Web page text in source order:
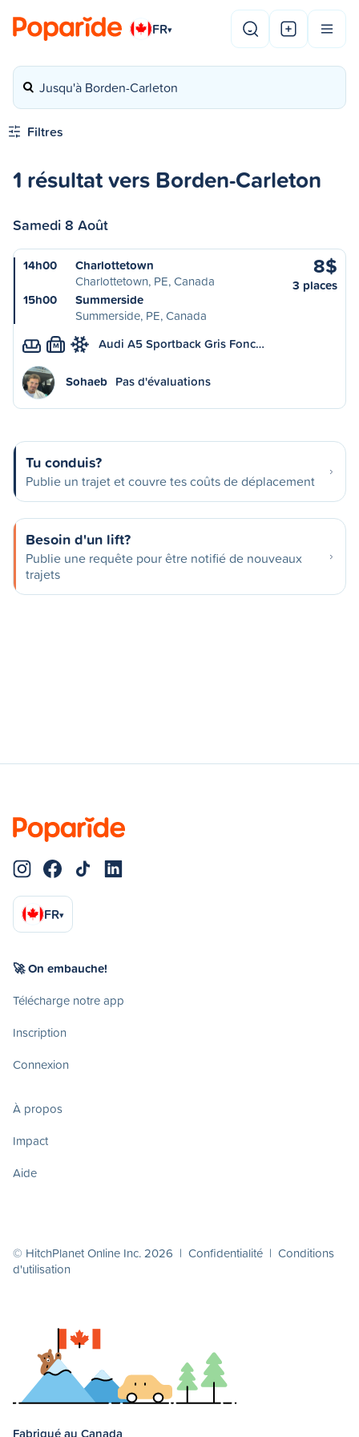
FR▾
Jusqu'à Borden-Carleton
Filtres
1 résultat vers Borden-Carleton
Samedi 8 Août
14h00
Charlottetown
Charlottetown, PE, Canada
15h00
Summerside
Summerside, PE, Canada
8$
3 places
M Audi A5 Sportback Gris Fonc…
Sohaeb Pas d'évaluations
Tu conduis?
Publie un trajet et couvre tes coûts de déplacement
Besoin d'un lift?
Publie une requête pour être notifié de nouveaux
trajets
FR▾
🚀 On embauche!
Télécharge notre app
Inscription
Connexion
À propos
Impact
Aide
© HitchPlanet Online Inc. 2026 | Confidentialité | Conditions
d'utilisation
Fabriqué au Canada